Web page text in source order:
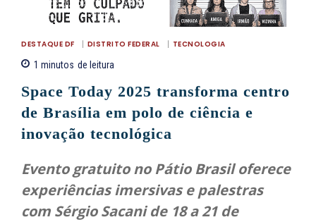
DESTAQUE DF DISTRITO FEDERAL TECNOLOGIA
1 minutos de leitura
Space Today 2025 transforma centro
de Brasília em polo de ciência e
inovação tecnológica
Evento gratuito no Pátio Brasil oferece
experiências imersivas e palestras
com Sérgio Sacani de 18 a 21 de